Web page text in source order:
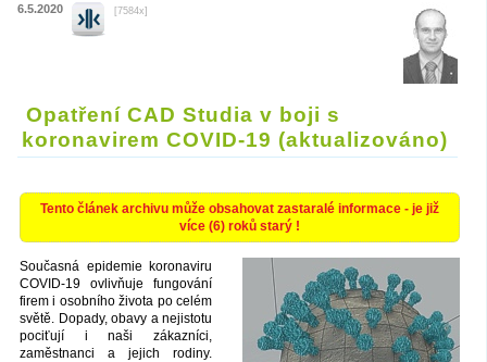
6.5.2020 [7584x]
Opatření CAD Studia v boji s
koronavirem COVID-19 (aktualizováno)
Tento článek archivu může obsahovat zastaralé informace - je již
více (6) roků starý !
Současná epidemie koronaviru
COVID-19 ovlivňuje fungování
firem i osobního života po celém
světě. Dopady, obavy a nejistotu
pociťují i naši zákazníci,
zaměstnanci a jejich rodiny.